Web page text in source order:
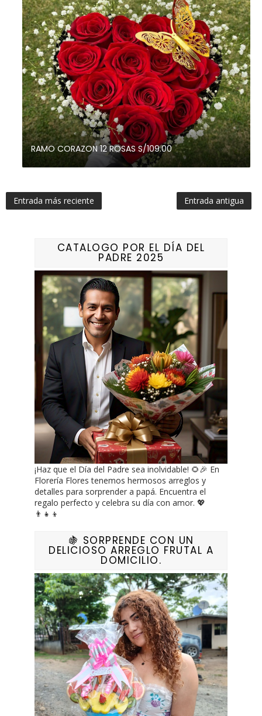
RAMO CORAZON 12 ROSAS S/109.00
Entrada más reciente Entrada antigua
CATALOGO POR EL DÍA DEL
PADRE 2025
¡Haz que el Día del Padre sea inolvidable! 🌻🎉 En
Florería Flores tenemos hermosos arreglos y
detalles para sorprender a papá. Encuentra el
regalo perfecto y celebra su día con amor. 💖
👨‍👧‍👦
🍇 SORPRENDE CON UN
DELICIOSO ARREGLO FRUTAL A
DOMICILIO.